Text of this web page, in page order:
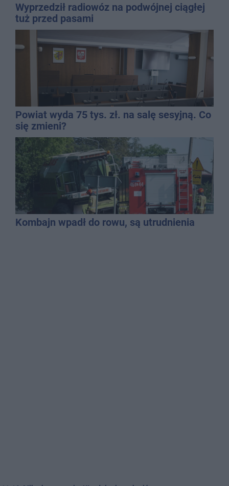
Wyprzedził radiowóz na podwójnej ciągłej
tuż przed pasami
Powiat wyda 75 tys. zł. na salę sesyjną. Co
się zmieni?
Kombajn wpadł do rowu, są utrudnienia